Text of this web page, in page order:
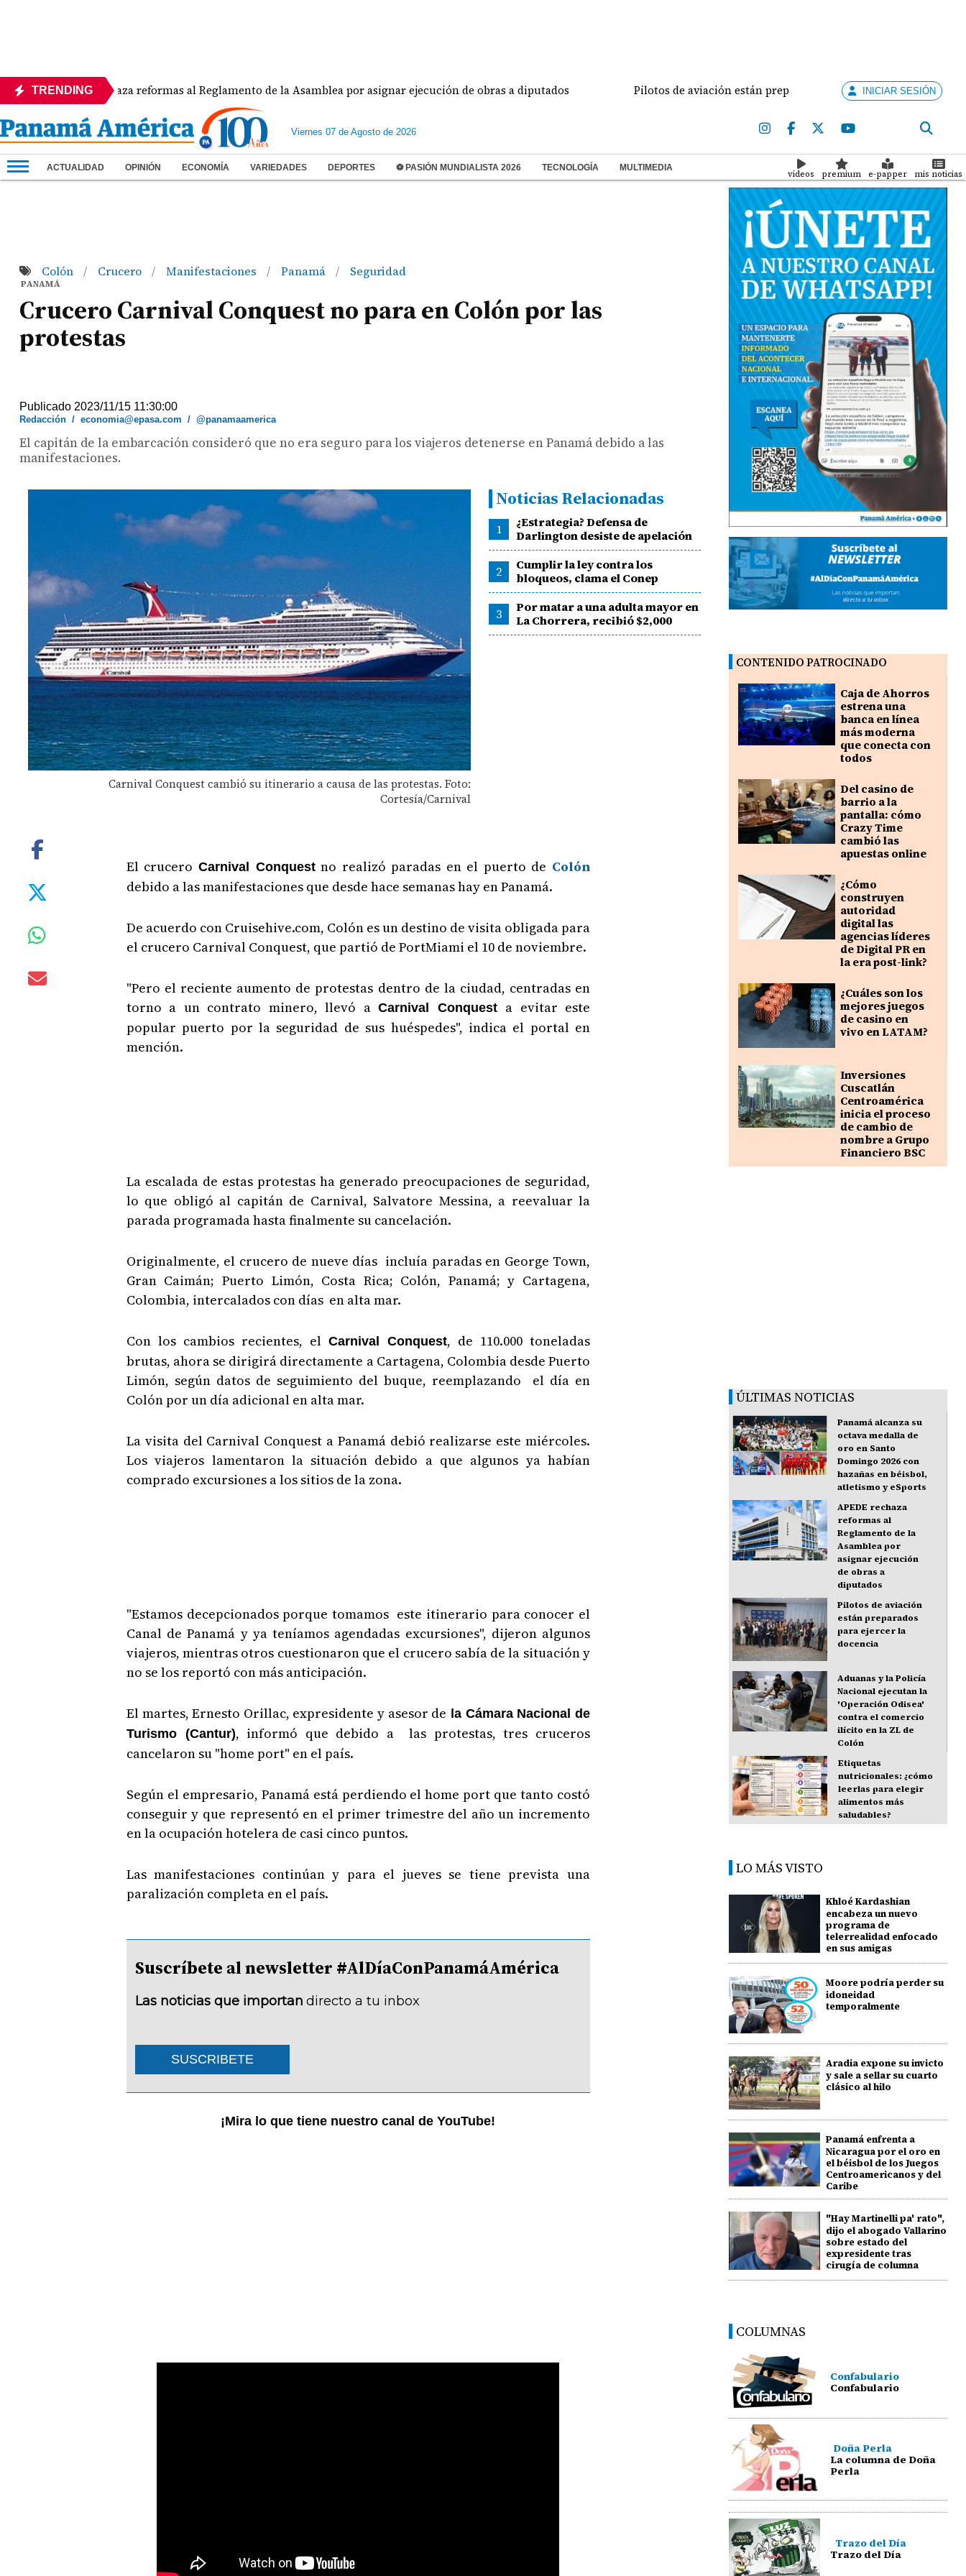
TRENDING
APEDE rechaza reformas al Reglamento de la Asamblea por asignar ejecución de obras a diputados Pilotos de aviación están preparados para ejercer la docencia
INICIAR SESIÓN
Viernes 07 de Agosto de 2026
ACTUALIDAD OPINIÓN ECONOMÍA VARIEDADES DEPORTES ⚽ PASIÓN MUNDIALISTA 2026 TECNOLOGÍA MULTIMEDIA
videos premium e-papper mis noticias
Colón / Crucero / Manifestaciones / Panamá / Seguridad
PANAMÁ
Crucero Carnival Conquest no para en Colón por las
protestas
Publicado 2023/11/15 11:30:00
Redacción /economia@epasa.com /@panamaamerica
El capitán de la embarcación consideró que no era seguro para los viajeros detenerse en Panamá debido a las
manifestaciones.
Carnival Conquest cambió su itinerario a causa de las protestas. Foto:
Cortesía/Carnival
Noticias Relacionadas
1
¿Estrategia? Defensa de
Darlington desiste de apelación
2
Cumplir la ley contra los
bloqueos, clama el Conep
3
Por matar a una adulta mayor en
La Chorrera, recibió $2,000
El cruceroCarnival Conquestno realizó paradas en el puerto de Colón
debido a las manifestaciones que desde hace semanas hay en Panamá.
De acuerdo con Cruisehive.com, Colón es un destino de visita obligada para
el crucero Carnival Conquest, que partió de PortMiami el 10 de noviembre.
"Pero el reciente aumento de protestas dentro de la ciudad, centradas en
torno a un contrato minero, llevó aCarnival Conquest a evitar este
popular puerto por la seguridad de sus huéspedes", indica el portal en
mención.
La escalada de estas protestas ha generado preocupaciones de seguridad,
lo que obligó al capitán de Carnival, Salvatore Messina, a reevaluar la
parada programada hasta finalmente su cancelación.
Originalmente, el crucero de nueve días incluía paradas en George Town,
Gran Caimán; Puerto Limón, Costa Rica; Colón, Panamá; y Cartagena,
Colombia, intercalados con días en alta mar.
Con los cambios recientes, el Carnival Conquest, de 110.000 toneladas
brutas, ahora se dirigirá directamente a Cartagena, Colombia desde Puerto
Limón, según datos de seguimiento del buque, reemplazando el día en
Colón por un día adicional en alta mar.
La visita del Carnival Conquest a Panamá debió realizarse este miércoles.
Los viajeros lamentaron la situación debido a que algunos ya habían
comprado excursiones a los sitios de la zona.
"Estamos decepcionados porque tomamos este itinerario para conocer el
Canal de Panamá y ya teníamos agendadas excursiones", dijeron algunos
viajeros, mientras otros cuestionaron que el crucero sabía de la situación y
no se los reportó con más anticipación.
El martes, Ernesto Orillac, expresidente y asesor de la Cámara Nacional de
Turismo (Cantur), informó que debido a las protestas, tres cruceros
cancelaron su "home port" en el país.
Según el empresario, Panamá está perdiendo el home port que tanto costó
conseguir y que representó en el primer trimestre del año un incremento
en la ocupación hotelera de casi cinco puntos.
Las manifestaciones continúan y para el jueves se tiene prevista una
paralización completa en el país.
Suscríbete al newsletter #AlDíaConPanamáAmérica
Las noticias que importan directo a tu inbox
SUSCRIBETE
¡Mira lo que tiene nuestro canal de YouTube!
CONTENIDO PATROCINADO
Caja de Ahorros
estrena una
banca en línea
más moderna
que conecta con
todos
Del casino de
barrio a la
pantalla: cómo
Crazy Time
cambió las
apuestas online
¿Cómo
construyen
autoridad
digital las
agencias líderes
de Digital PR en
la era post-link?
¿Cuáles son los
mejores juegos
de casino en
vivo en LATAM?
Inversiones
Cuscatlán
Centroamérica
inicia el proceso
de cambio de
nombre a Grupo
Financiero BSC
ÚLTIMAS NOTICIAS
Panamá alcanza su
octava medalla de
oro en Santo
Domingo 2026 con
hazañas en béisbol,
atletismo y eSports
APEDE rechaza
reformas al
Reglamento de la
Asamblea por
asignar ejecución
de obras a
diputados
Pilotos de aviación
están preparados
para ejercer la
docencia
Aduanas y la Policía
Nacional ejecutan la
'Operación Odisea'
contra el comercio
ilícito en la ZL de
Colón
Etiquetas
nutricionales: ¿cómo
leerlas para elegir
alimentos más
saludables?
LO MÁS VISTO
Khloé Kardashian
encabeza un nuevo
programa de
telerrealidad enfocado
en sus amigas
Moore podría perder su
idoneidad
temporalmente
Aradia expone su invicto
y sale a sellar su cuarto
clásico al hilo
Panamá enfrenta a
Nicaragua por el oro en
el béisbol de los Juegos
Centroamericanos y del
Caribe
"Hay Martinelli pa' rato",
dijo el abogado Vallarino
sobre estado del
expresidente tras
cirugía de columna
COLUMNAS
Confabulario
Confabulario
Doña Perla
La columna de Doña
Perla
Trazo del Día
Trazo del Día